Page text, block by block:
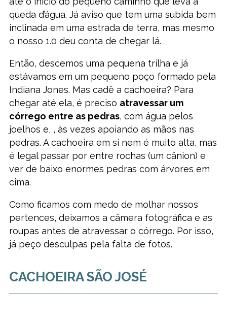
queda d’água. Já aviso que tem uma subida bem
inclinada em uma estrada de terra, mas mesmo
o nosso 1.0 deu conta de chegar lá.
Então, descemos uma pequena trilha e já
estávamos em um pequeno poço formado pela
Indiana Jones. Mas cadê a cachoeira? Para
chegar até ela, é preciso atravessar um
córrego entre as pedras, com água pelos
joelhos e, , às vezes apoiando as mãos nas
pedras. A cachoeira em si nem é muito alta, mas
é legal passar por entre rochas (um cânion) e
ver de baixo enormes pedras com árvores em
cima.
Como ficamos com medo de molhar nossos
pertences, deixamos a câmera fotográfica e as
roupas antes de atravessar o córrego. Por isso,
já peço desculpas pela falta de fotos.
CACHOEIRA SÃO JOSÉ